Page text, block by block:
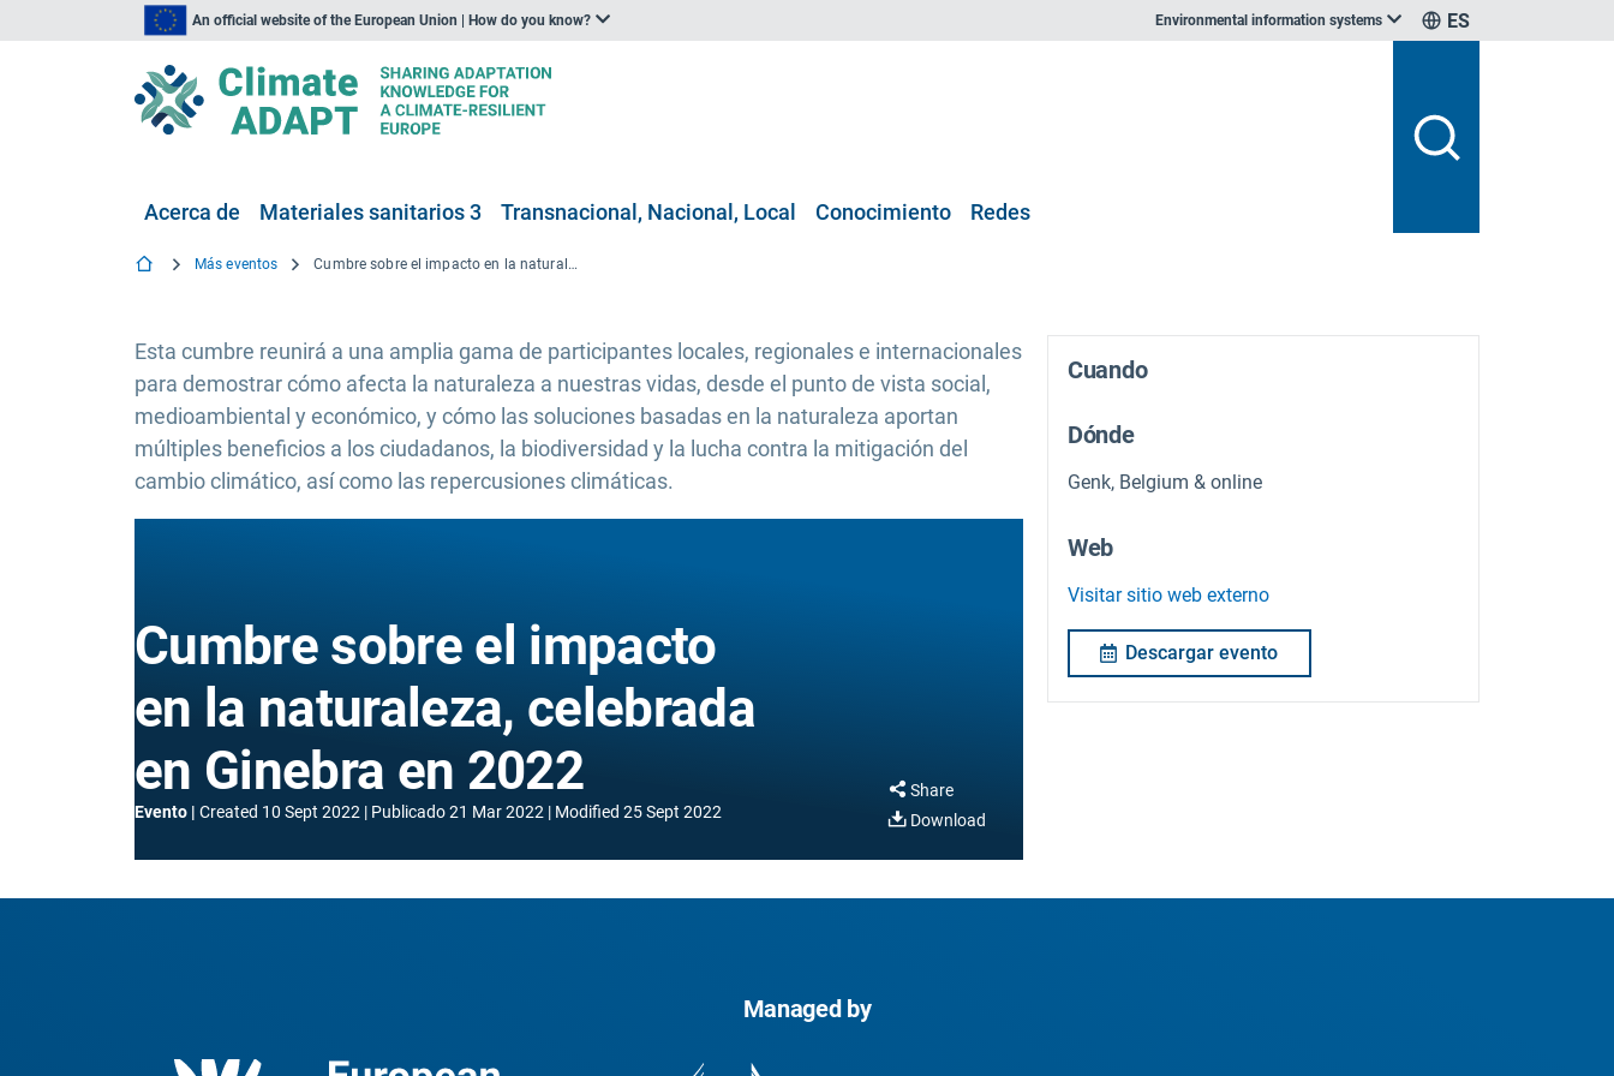
An official website of the European Union | How do you know? Environmental information systems ES
Acerca de Materiales sanitarios 3 Transnacional, Nacional, Local Conocimiento Redes
Más eventos Cumbre sobre el impacto en la naturaleza, celebrada en Ginebra en 2022
Esta cumbre reunirá a una amplia gama de participantes locales, regionales e internacionales
para demostrar cómo afecta la naturaleza a nuestras vidas, desde el punto de vista social,
medioambiental y económico, y cómo las soluciones basadas en la naturaleza aportan
múltiples beneficios a los ciudadanos, la biodiversidad y la lucha contra la mitigación del
cambio climático, así como las repercusiones climáticas.
Cumbre sobre el impacto
en la naturaleza, celebrada
en Ginebra en 2022
Evento Created 10 Sept 2022 Publicado21 Mar 2022 Modified 25 Sept 2022
Share
Download
Cuando
Dónde
Genk, Belgium & online
Web
Visitar sitio web externo
Descargar evento
Managed by